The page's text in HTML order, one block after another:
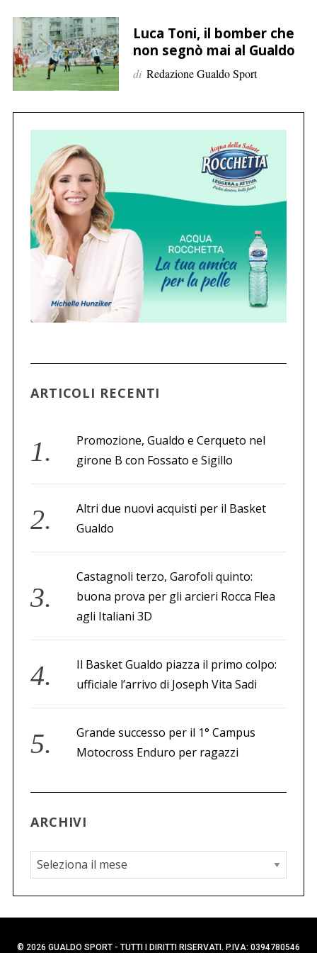
e
r
:
Luca Toni, il bomber che
non segnò mai al Gualdo
di Redazione Gualdo Sport
ARTICOLI RECENTI
Promozione, Gualdo e Cerqueto nel
girone B con Fossato e Sigillo
Altri due nuovi acquisti per il Basket
Gualdo
Castagnoli terzo, Garofoli quinto:
buona prova per gli arcieri Rocca Flea
agli Italiani 3D
Il Basket Gualdo piazza il primo colpo:
ufficiale l’arrivo di Joseph Vita Sadi
Grande successo per il 1° Campus
Motocross Enduro per ragazzi
ARCHIVI
A
r
c
h
i
© 2026 GUALDO SPORT - TUTTI I DIRITTI RISERVATI. P.IVA: 0394780546
C
e
r
c
r